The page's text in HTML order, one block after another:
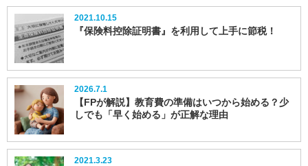
2021.10.15
『保険料控除証明書』を利用して上手に節税！
2026.7.1
【FPが解説】教育費の準備はいつから始める？少
しでも「早く始める」が正解な理由
2021.3.23